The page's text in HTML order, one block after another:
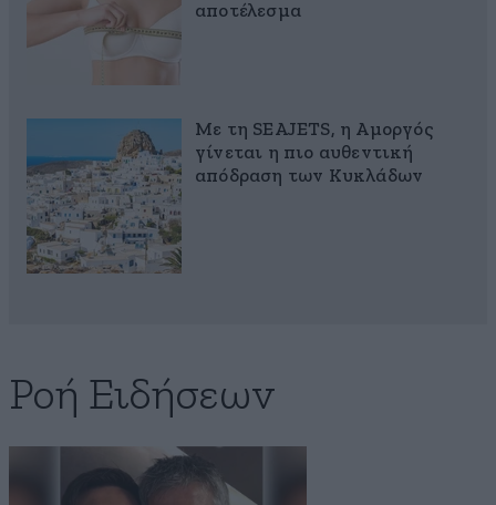
αποτέλεσμα
Με τη SEAJETS, η Αμοργός
γίνεται η πιο αυθεντική
απόδραση των Κυκλάδων
Ροή Ειδήσεων